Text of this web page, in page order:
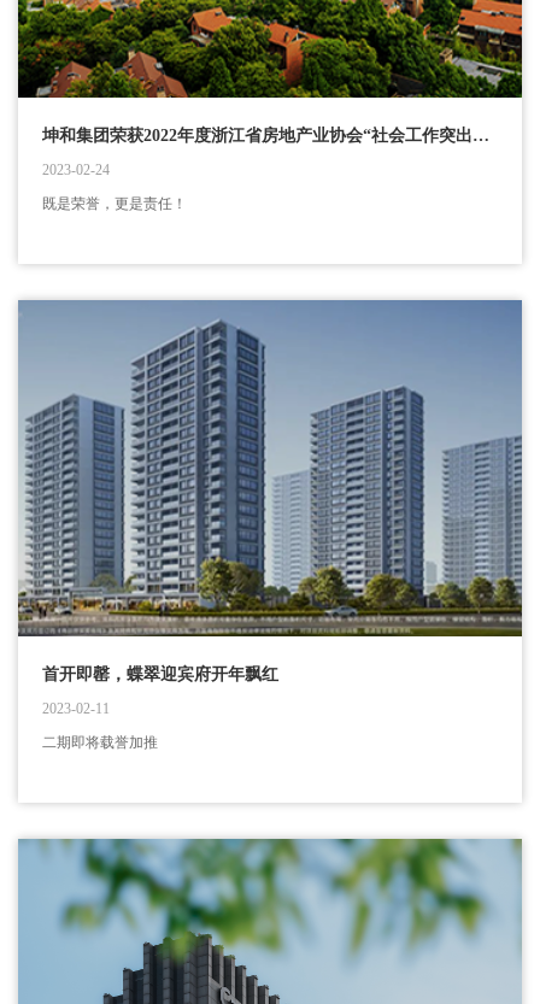
坤和集团荣获2022年度浙江省房地产业协会“社会工作突出贡献奖”
2023-02-24
既是荣誉，更是责任！
首开即罄，蝶翠迎宾府开年飘红
2023-02-11
二期即将载誉加推